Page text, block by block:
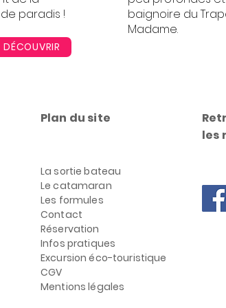
paradis !
DÉCOUVRIR
baignoire du
Madame.
Plan du site
La sortie bateau
Le catamaran
Les formules
Contact
Réservation
Infos pratiques
Excursion éco-touristique
CGV
Mentions légales
les